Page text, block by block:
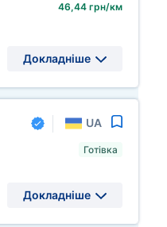
46,44 грн/км
Докладніше
UA
Готівка
Докладніше